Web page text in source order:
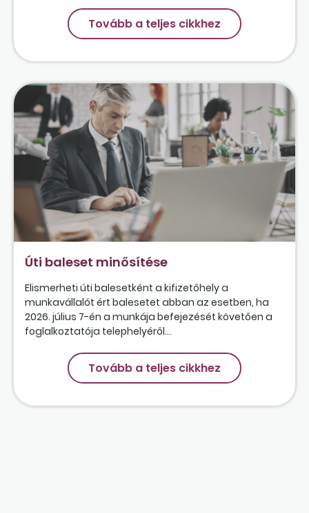
Tovább a teljes cikkhez
Úti baleset minősítése
Elismerheti úti balesetként a kifizetőhely a
munkavállalót ért balesetet abban az esetben, ha
2026. július 7-én a munkája befejezését követően a
foglalkoztatója telephelyéről...
Tovább a teljes cikkhez